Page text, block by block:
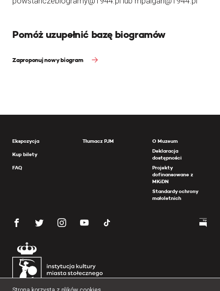
Pomóż uzupełnić bazę biogramów
Zaproponuj nowy biogram
Ekspozycja
Kup bilety
FAQ
Tłumacz PJM
O Muzeum
Deklaracja
dostępności
Projekty
dofinansowane z
MKiDN
Standardy ochrony
małoletnich